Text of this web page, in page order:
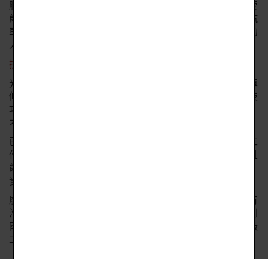
腦、要能看原文書指引，重要的是要有純熟的汽修技術，要
能了解引擎、油電等功能，很多進口車廠都聘用大學畢業汽
車修護員，高中汽修科學生兼具實務經驗，也是業界爭取的
人才。
技巧熟練 汽修廠搶著要
光復高中今年在全國中等學校工業類科技藝競賽中拿到汽車
修護職種兩個優勝，獲優勝的陳冠宇和廖偉捷熟練的修護技
巧，獲得業界肯定，讓新竹市賓士汽修廠直接到學校搶人
才，就連日系、國產車廠都到高中汽修科搶汽修人才。
已被延攬到賓士汽修廠的陳冠宇說：「畢業後白天到車廠工
作，晚上還會到科大進修，落實技職教育學用相乘目標，且
能從學校及業界獲得最新的修護資訊與經驗，覺得很充
實。」
廖偉捷家住苗栗頭份，雖每天要早起到學校，但他認為擁有
汽車修護技術很值得，他會先上大學精進修護技巧，爭取到
國外車廠實習機會，再回台灣服務，未來希望能到進口車廠
工作，「能夠修護保養各種名貴超跑，是我的人生夢想。」